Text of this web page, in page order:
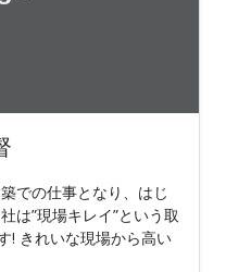
での仕事となり、はじ
は”現場キレイ”という取
! きれいな現場から高い